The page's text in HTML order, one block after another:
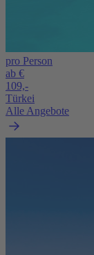
pro Person
ab €
109,-
Türkei
Alle Angebote